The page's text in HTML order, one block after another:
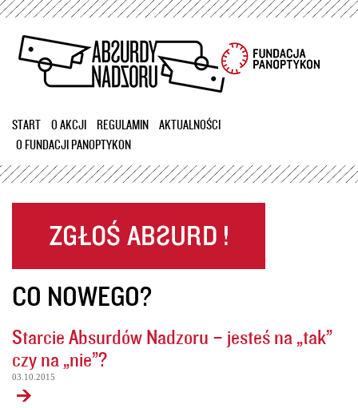
Przejdź
treści
START O AKCJI REGULAMIN
AKTUALNOŚCI
O FUNDACJI PANOPTYKON
CO NOWEGO?
Starcie Absurdów Nadzoru – jesteś na „tak”
czy na „nie”?
03.10.2015